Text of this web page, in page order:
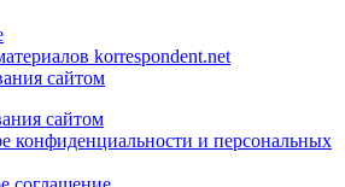
korrespondent.net
сайтом
сайтом
конфиденциальности и персональных